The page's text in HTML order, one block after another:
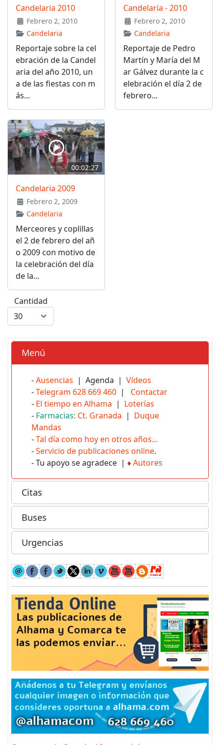
Candelaria 2010
Febrero 2, 2010
Candelaria
Reportaje sobre la cel
ebración de la Candel
aria del año 2010, un
a de las fiestas con m
ás...
Candelaria - 2010
Febrero 2, 2010
Candelaria
Reportaje de Pedro
Martín y María del M
ar Gálvez durante la c
elebración el día 2 de
febrero...
00:02:27
Candelaria 2009
Febrero 2, 2009
Candelaria
Merceores y coplillas
el 2 de febrero del añ
o 2009 con motivo de
la celebración del día
de la...
Cantidad
Menú
-Ausencias | Agenda | Vídeos
-Telegram 628 669 460 | Contactar
- El tiempo en Alhama | Loterías
- Farmacias: Ct. Granada | Duque
Mandas
-Tal día como hoy en otros años...
-Servicio de publicaciones online.
- Tu apoyo se agradece | ♦Autores
Citas
Buses
Urgencias